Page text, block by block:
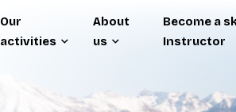
Our
activities
About
us
Become a
Instructor